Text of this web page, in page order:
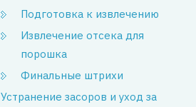
Подготовка к извлечению
Извлечение отсека для
порошка
Финальные штрихи
Устранение засоров и уход за